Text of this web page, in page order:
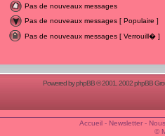
Pas de nouveaux messages
Pas de nouveaux messages [ Populaire ]
Pas de nouveaux messages [ Verrouill� ]
Powered byphpBB© 2001, 2002 phpBB
Accueil- Newsletter-
©